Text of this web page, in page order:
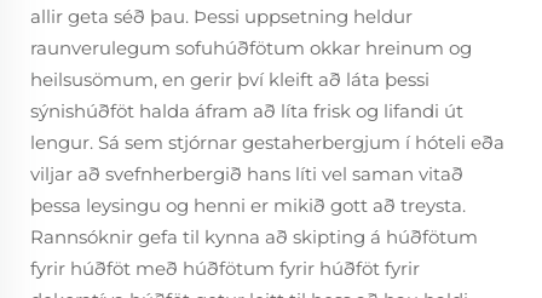
allir geta séð þau. Þessi uppsetning heldur
raunverulegum sofuhúðfötum okkar hreinum og
heilsusömum, en gerir því kleift að láta þessi
sýnishúðföt halda áfram að líta frisk og lifandi út
lengur. Sá sem stjórnar gestaherbergjum í hóteli eða
viljar að svefnherbergið hans líti vel saman vitað
þessa leysingu og henni er mikið gott að treysta.
Rannsóknir gefa til kynna að skipting á húðfötum
fyrir húðföt með húðfötum fyrir húðföt fyrir